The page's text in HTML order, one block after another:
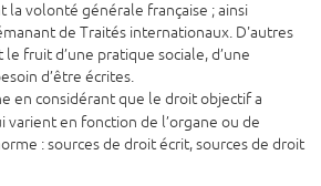
la volonté générale française ; ainsi
de Traités internationaux. D'autres
fruit d’une pratique sociale, d’une
d’être écrites.
en considérant que le droit objectif a
varient en fonction de l’organe ou de
: sources de droit écrit, sources de droit